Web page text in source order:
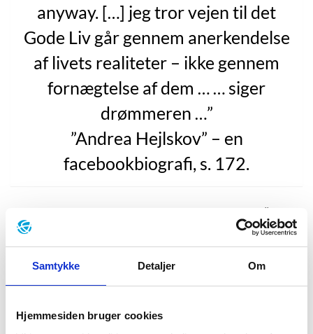
Samtykke Detaljer Om
Hjemmesiden bruger cookies
anyway. […] jeg tror vejen til det
Gode Liv går gennem anerkendelse
af livets realiteter – ikke gennem
fornægtelse af dem … … siger
drømmeren …”
”Andrea Hejlskov” – en
facebookbiografi, s. 172.
”Lokes
høj” , som blev udgivet i forbindelse med Tv2’s
julekalender ”Jul i Valhal”.
Bogen blev en succes, men en fantasyskriveblokering
senere udkom Hejlskovs første bog rettet mod voksne
””Andrea Hejlskov” – en facebookbiografi”
Bogen bruger Facebook som skabelon og består af